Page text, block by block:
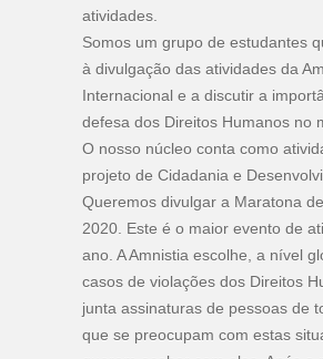
atividades.
Somos um grupo de estudantes
à divulgação das atividades da
Internacional e a discutir a
defesa dos Direitos Humanos no
O nosso núcleo conta como
projeto de Cidadania e
Queremos divulgar a Maratona
2020. Este é o maior evento de
ano. A Amnistia escolhe, a nível
casos de violações dos Direitos
junta assinaturas de pessoas de
que se preocupam com estas